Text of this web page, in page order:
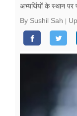
रिलेशनशिप
जीवन मंत्रा
अभ्यर्थियों के स्थान पर
By Sushil Sah